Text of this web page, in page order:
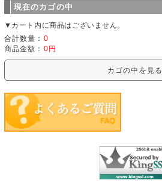
現在のカゴの中
▼カート内に商品はございません。
合計数量： 0
商品金額： 0円
カゴの中を見る